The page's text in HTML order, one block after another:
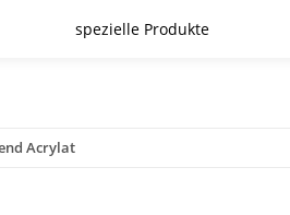
spezielle Produkte
Acrylat